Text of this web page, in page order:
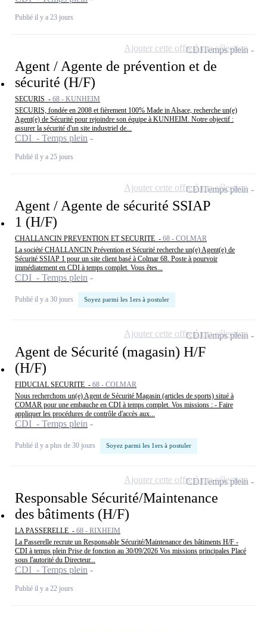
Publié il y a 23 jours
Agent / Agente de prévention et de
sécurité (H/F)
SECURIS - 68 - KUNHEIM
SECURIS, fondée en 2008 et fièrement 100% Made in Alsace, recherche un(e)
Agent(e) de Sécurité pour rejoindre son équipe à KUNHEIM. Notre objectif :
assurer la sécurité d'un site industriel de...
CDI - Temps plein
Publié il y a 25 jours
CDITemps plein
Ajouter cette offre à ma sélection
Agent / Agente de sécurité SSIAP
1 (H/F)
CHALLANCIN PREVENTION ET SECURITE - 68 - COLMAR
La société CHALLANCIN Prévention et Sécurité recherche un(e) Agent(e) de
Sécurité SSIAP 1 pour un site client basé à Colmar 68. Poste à pourvoir
immédiatement en CDI à temps complet. Vous êtes...
CDI - Temps plein
Publié il y a 30 jours Soyez parmi les 1ers à postuler
CDITemps plein
Ajouter cette offre à ma sélection
Agent de Sécurité (magasin) H/F
(H/F)
FIDUCIAL SECURITE - 68 - COLMAR
Nous recherchons un(e) Agent de Sécurité Magasin (articles de sports) situé à
COMAR pour une embauche en CDI à temps complet. Vos missions : - Faire
appliquer les procédures de contrôle d'accès aux...
CDI - Temps plein
Publié il y a plus de 30 jours Soyez parmi les 1ers à postuler
CDITemps plein
Ajouter cette offre à ma sélection
Responsable Sécurité/Maintenance
des bâtiments (H/F)
LA PASSERELLE - 68 - RIXHEIM
La Passerelle recrute un Responsable Sécurité/Maintenance des bâtiments H/F -
CDI à temps plein Prise de fonction au 30/09/2026 Vos missions principales Placé
sous l'autorité du Directeur...
CDI - Temps plein
Publié il y a 22 jours
CDITemps plein
Ajouter cette offre à ma sélection